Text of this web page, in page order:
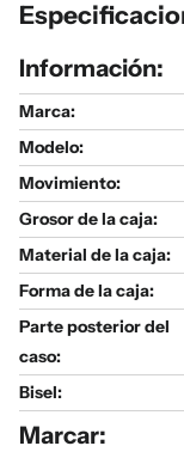
Información:
Marca:
Modelo:
Movimiento:
Grosor de la caja:
Material de la caja:
Forma de la caja:
Parte posterior del
caso:
Bisel:
Marcar: